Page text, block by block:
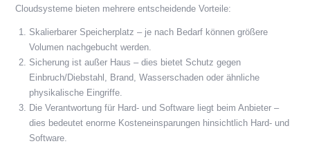
Cloudsysteme bieten mehrere entscheidende Vorteile:
Skalierbarer Speicherplatz – je nach Bedarf können größere
Volumen nachgebucht werden.
Sicherung ist außer Haus – dies bietet Schutz gegen
Einbruch/Diebstahl, Brand, Wasserschaden oder ähnliche
physikalische Eingriffe.
Die Verantwortung für Hard- und Software liegt beim Anbieter –
dies bedeutet enorme Kosteneinsparungen hinsichtlich Hard- und
Software.